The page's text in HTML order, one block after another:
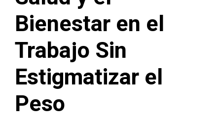
Bienestar en el
Trabajo Sin
Estigmatizar el
Peso